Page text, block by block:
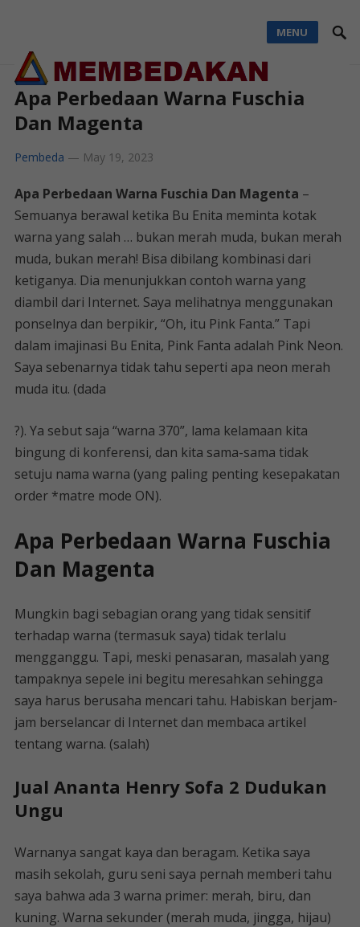
MENU
Apa Perbedaan Warna Fuschia
Dan Magenta
Pembeda — May 19, 2023
Apa Perbedaan Warna Fuschia Dan Magenta –
Semuanya berawal ketika Bu Enita meminta kotak
warna yang salah … bukan merah muda, bukan merah
muda, bukan merah! Bisa dibilang kombinasi dari
ketiganya. Dia menunjukkan contoh warna yang
diambil dari Internet. Saya melihatnya menggunakan
ponselnya dan berpikir, “Oh, itu Pink Fanta.” Tapi
dalam imajinasi Bu Enita, Pink Fanta adalah Pink Neon.
Saya sebenarnya tidak tahu seperti apa neon merah
muda itu. (dada
?). Ya sebut saja “warna 370”, lama kelamaan kita
bingung di konferensi, dan kita sama-sama tidak
setuju nama warna (yang paling penting kesepakatan
order *matre mode ON).
Apa Perbedaan Warna Fuschia
Dan Magenta
Mungkin bagi sebagian orang yang tidak sensitif
terhadap warna (termasuk saya) tidak terlalu
mengganggu. Tapi, meski penasaran, masalah yang
tampaknya sepele ini begitu meresahkan sehingga
saya harus berusaha mencari tahu. Habiskan berjam-
jam berselancar di Internet dan membaca artikel
tentang warna. (salah)
Jual Ananta Henry Sofa 2 Dudukan
Ungu
Warnanya sangat kaya dan beragam. Ketika saya
masih sekolah, guru seni saya pernah memberi tahu
saya bahwa ada 3 warna primer: merah, biru, dan
kuning. Warna sekunder (merah muda, jingga, hijau)